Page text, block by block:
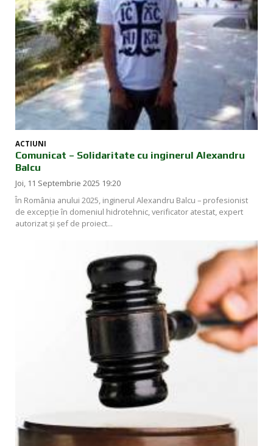
ACTIUNI
Comunicat – Solidaritate cu inginerul Alexandru
Balcu
Joi, 11 Septembrie 2025 19:20
În România anului 2025, inginerul Alexandru Balcu – profesionist
de excepție în domeniul hidrotehnic, verificator atestat, expert
autorizat și șef de proiect...